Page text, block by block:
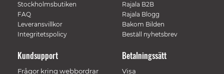
Stockholmsbutiken
FAQ
Leveransvillkor
Integritetspolicy
Rajala B2B
Rajala Blogg
Bakom Bilden
Beställ nyhetsbrev
Betalningssätt
Visa
Kundsupport
Frågor kring webbordrar